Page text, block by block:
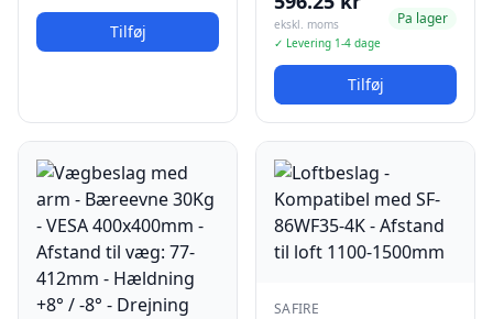
Tilføj
ekskl. moms
✓ Levering 1-4 dage
Pa lager
Tilføj
SAFIRE